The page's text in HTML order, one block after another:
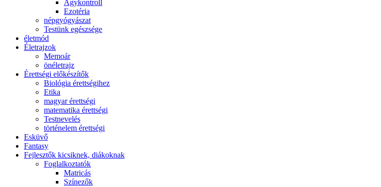
Agykontroll
Ezotéria
népgyógyászat
Testünk egészsége
életmód
Életrajzok
Memoár
önéletrajz
Érettségi előkészítők
Biológia érettségihez
Etika
magyar érettségi
matematika érettségi
Testnevelés
történelem érettségi
Esküvő
Fantasy
Fejlesztők kicsiknek, diákoknak
Foglalkoztatók
Matricás
Színezők